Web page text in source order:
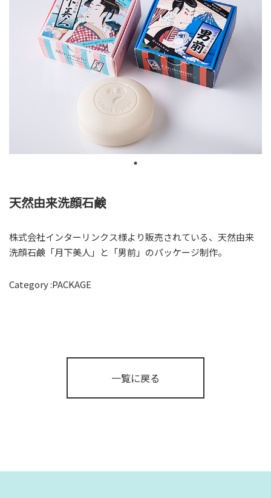
PRICE
料金表
料金 お仕事の流れ
COMPANY
会社案内
LINK
天然由来洗顔石鹸
株式会社インターリンクス様より販売されている、天然由来
洗顔石鹸「月下美人」と「男前」のパッケージ制作。
Category :PACKAGE
一覧に戻る